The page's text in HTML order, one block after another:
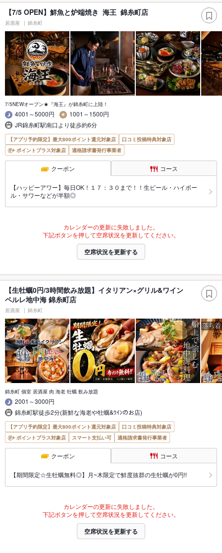
【7/5 OPEN】鮮魚と炉端焼き 海王 錦糸町店
居酒屋 錦糸町
7/5NEWオープン★『海王』が錦糸町に上陸！
4001～5000円
1001～1500円
JR錦糸町駅南口より徒歩約6分
【アプリ予約限定】最大800ポイント還元対象店
口コミ投稿特典対象店
ポイントプラス対象店
適格請求書発行事業者
クーポン コース
【ハッピーアワー】毎日OK！１７：３０まで！！生ビール・ハイボー
ル・サワーなどが半額◎
カレンダーの更新に失敗しました。
下記ボタンを押して空席状況を更新してください。
空席状況を更新する
【生牡蠣0円/3時間飲み放題】イタリアン×グリル&ワイン
ペルレ地中海 錦糸町店
居酒屋 錦糸町
錦糸町 個室 居酒屋 肉 海老 牡蠣 飲み放題
2001～3000円
錦糸町駅徒歩2分(新鮮な海老や牡蠣&ﾜｲﾝのお店)
【アプリ予約限定】最大800ポイント還元対象店
口コミ投稿特典対象店
ポイントプラス対象店
スマート支払い可 適格請求書発行事業者
クーポン コース
【期間限定☆生牡蠣無料◎】月~木限定で鮮度抜群の生牡蠣が0円!!
カレンダーの更新に失敗しました。
下記ボタンを押して空席状況を更新してください。
空席状況を更新する